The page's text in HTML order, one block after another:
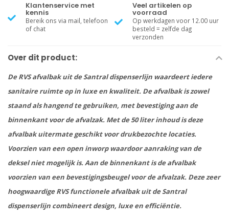
Klantenservice met
kennis
Bereik ons via mail, telefoon
of chat
Veel artikelen op
voorraad
Op werkdagen voor 12.00 uur
besteld = zelfde dag
verzonden
Over dit product:
De RVS afvalbak uit de Santral dispenserlijn waardeert iedere
sanitaire ruimte op in luxe en kwaliteit. De afvalbak is zowel
staand als hangend te gebruiken, met bevestiging aan de
binnenkant voor de afvalzak. Met de 50 liter inhoud is deze
afvalbak uitermate geschikt voor drukbezochte locaties.
Voorzien van een open inworp waardoor aanraking van de
deksel niet mogelijk is. Aan de binnenkant is de afvalbak
voorzien van een bevestigingsbeugel voor de afvalzak. Deze zeer
hoogwaardige RVS functionele afvalbak uit de Santral
dispenserlijn combineert design, luxe en efficiëntie.